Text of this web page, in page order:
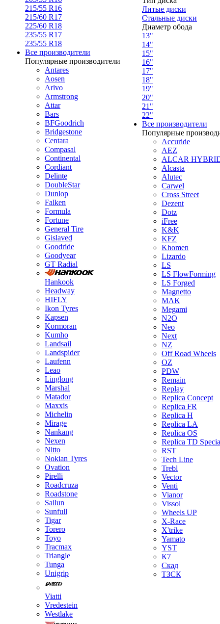
215/55 R16
215/60 R17
225/60 R18
235/55 R17
235/55 R18
Все производители
Популярные производители
Antares
Aosen
Arivo
Armstrong
Attar
Bars
BFGoodrich
Bridgestone
Centara
Compasal
Continental
Cordiant
Delinte
DoubleStar
Dunlop
Falken
Formula
Fortune
General Tire
Gislaved
Goodride
Goodyear
GT Radial
Hankook
Headway
HIFLY
Ikon Tyres
Kapsen
Kormoran
Kumho
Landsail
Landspider
Laufenn
Leao
Linglong
Marshal
Matador
Maxxis
Michelin
Mirage
Nankang
Nexen
Nitto
Nokian Tyres
Ovation
Pirelli
Roadcruza
Roadstone
Sailun
Sunfull
Tigar
Torero
Toyo
Tracmax
Triangle
Tunga
Unigrip
Viatti
Vredestein
Westlake
Литые диски
Стальные диски
Диаметр обода
13"
14"
15"
16"
17"
18"
19"
20"
21"
22"
Все производители
Популярные
Accuride
AEZ
ALCAR
Alcasta
Alutec
Carwel
Cross Street
Dezent
Dotz
iFree
K&K
KFZ
Khomen
Lizardo
LS
LS FlowForming
LS Forged
Magnetto
MAK
Megami
N2O
Neo
Next
NZ
Off Road Wheels
OZ
PDW
Remain
Replay
Replica Concept
Replica FR
Replica H
Replica LA
Replica OS
Replica TD
RST
Tech Line
Trebl
Vector
Venti
Vianor
Vissol
Wheels UP
X-Race
X'trike
Yamato
YST
К7
Скад
ТЗСК